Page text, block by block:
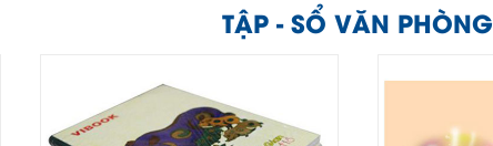
TẬP - SỔ VĂN PHÒNG